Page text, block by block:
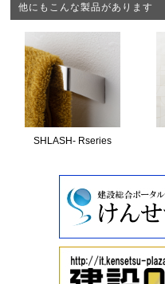
他にもこんな製品があります
SHLASH- Rseries